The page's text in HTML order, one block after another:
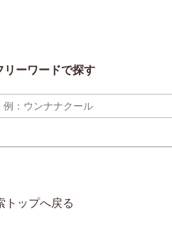
ュース＆トピックス
リーワードで探す
トップへ戻る